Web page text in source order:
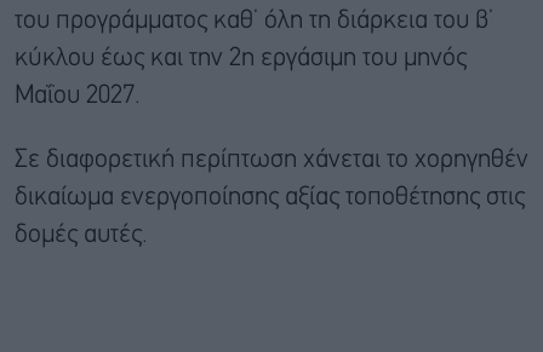
του προγράμματος καθ’ όλη τη διάρκεια του β’
κύκλου έως και την 2η εργάσιμη του μηνός
Μαΐου 2027.
Σε διαφορετική περίπτωση χάνεται το χορηγηθέν
δικαίωμα ενεργοποίησης αξίας τοποθέτησης στις
δομές αυτές.